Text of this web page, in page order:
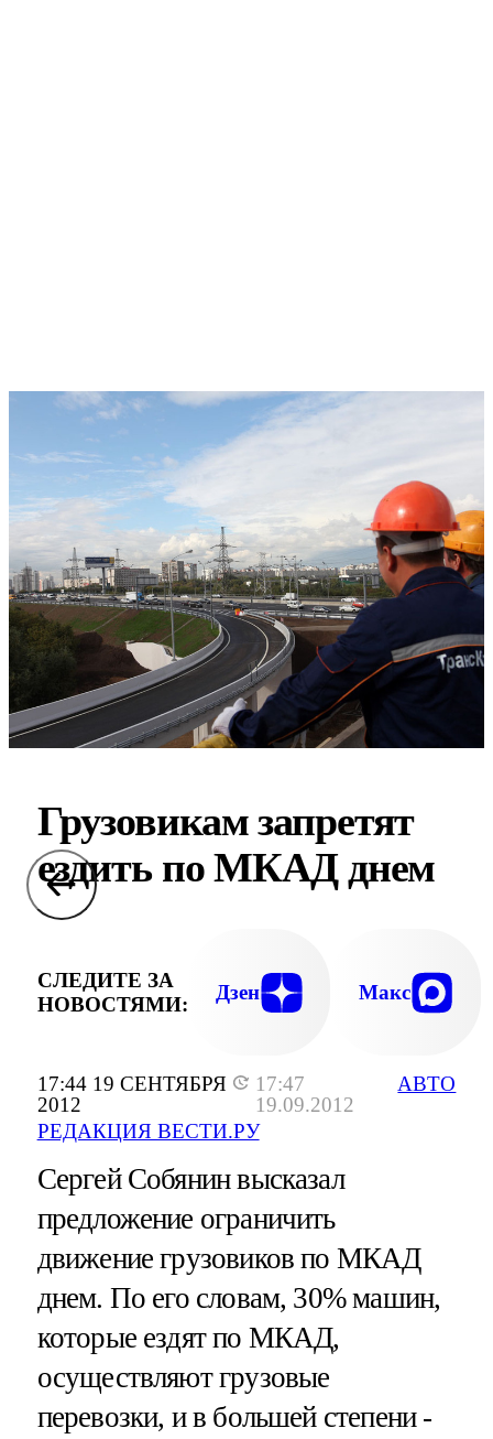
17:44 19 СЕНТЯБРЯ
2012
17:47
19.09.2012
РЕДАКЦИЯ ВЕСТИ.РУ
АВТО
Грузовикам запретят
ездить по МКАД днем
СЛЕДИТЕ ЗА
НОВОСТЯМИ:
Дзен Макс
Сергей Собянин высказал
предложение ограничить
движение грузовиков по МКАД
днем. По его словам, 30% машин,
которые ездят по МКАД,
осуществляют грузовые
перевозки, и в большей степени -